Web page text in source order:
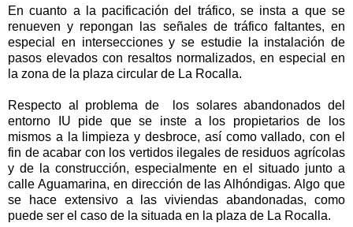
En cuanto a la pacificación del tráfico, se insta a que se
renueven y repongan las señales de tráfico faltantes, en
especial en intersecciones y se estudie la instalación de
pasos elevados con resaltos normalizados, en especial en
la zona de la plaza circular de La Rocalla.
Respecto al problema de los solares abandonados del
entorno IU pide que se inste a los propietarios de los
mismos a la limpieza y desbroce, así como vallado, con el
fin de acabar con los vertidos ilegales de residuos agrícolas
y de la construcción, especialmente en el situado junto a
calle Aguamarina, en dirección de las Alhóndigas. Algo que
se hace extensivo a las viviendas abandonadas, como
puede ser el caso de la situada en la plaza de La Rocalla.